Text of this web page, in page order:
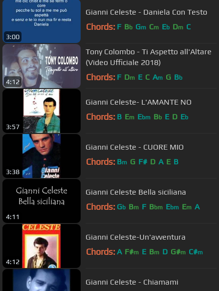
3:00
Gianni Celeste - Daniela Con Testo
Chords: F Bb Gm Cm Eb Dm C
4:12
Tony Colombo - Ti Aspetto all'Altare
(Video Ufficiale 2018)
Chords: F Dm E C Am G Bb
3:57
Gianni Celeste- L'AMANTE NO
Chords: B Em Ebm Bb E D Eb
3:38
Gianni Celeste - CUORE MIO
Chords: Bm G F# D A E B
4:11
Gianni Celeste Bella siciliana
Chords: Gb Bm F Bbm Ebm Em A
4:12
Gianni Celeste-Un'avventura
Chords: A F#m E Bm D G#m C#m
Gianni Celeste - Chiamami